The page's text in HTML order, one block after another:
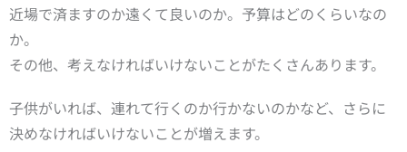
近場で済ますのか遠くて良いのか。予算はどのくらいなの
か。
その他、考えなければいけないことがたくさんあります。
子供がいれば、連れて行くのか行かないのかなど、さらに
決めなければいけないことが増えます。